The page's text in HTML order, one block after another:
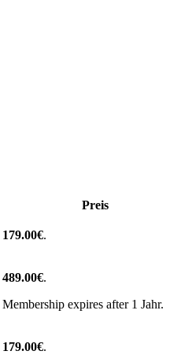
Preis
179.00€.
489.00€.
Membership expires after 1 Jahr.
179.00€.